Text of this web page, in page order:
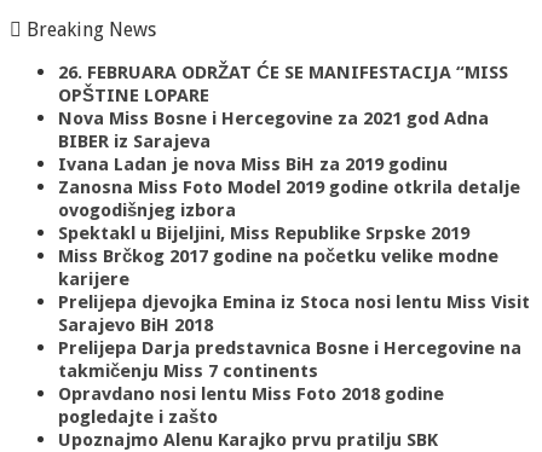
Breaking News
26. FEBRUARA ODRŽAT ĆE SE MANIFESTACIJA “MISS
OPŠTINE LOPARE
Nova Miss Bosne i Hercegovine za 2021 god Adna
BIBER iz Sarajeva
Ivana Ladan je nova Miss BiH za 2019 godinu
Zanosna Miss Foto Model 2019 godine otkrila detalje
ovogodišnjeg izbora
Spektakl u Bijeljini, Miss Republike Srpske 2019
Miss Brčkog 2017 godine na početku velike modne
karijere
Prelijepa djevojka Emina iz Stoca nosi lentu Miss Visit
Sarajevo BiH 2018
Prelijepa Darja predstavnica Bosne i Hercegovine na
takmičenju Miss 7 continents
Opravdano nosi lentu Miss Foto 2018 godine
pogledajte i zašto
Upoznajmo Alenu Karajko prvu pratilju SBK